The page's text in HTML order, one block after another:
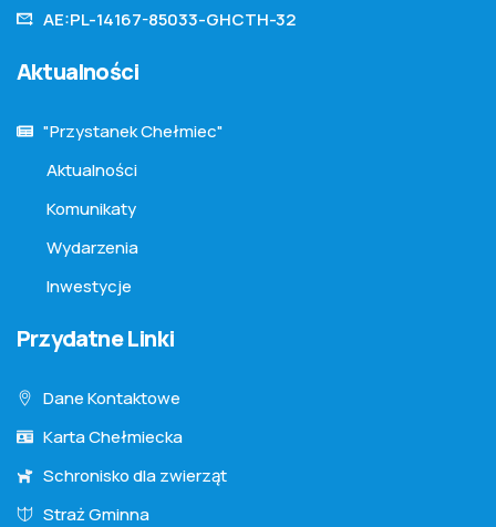
AE:PL-14167-85033-GHCTH-32
Aktualności
"Przystanek Chełmiec"
Aktualności
Komunikaty
Wydarzenia
Inwestycje
Przydatne Linki
Dane Kontaktowe
Karta Chełmiecka
Schronisko dla zwierząt
Straż Gminna